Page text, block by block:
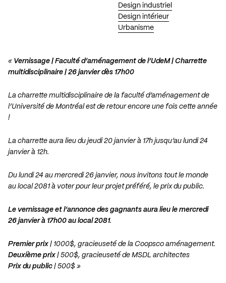
Design industriel
Design intérieur
Urbanisme
« Vernissage | Faculté d’aménagement de l’UdeM | Charrette
multidisciplinaire | 26 janvier dès 17h00
La charrette multidisciplinaire de la faculté d’aménagement de
l’Université de Montréal est de retour encore une fois cette année
!
La charrette aura lieu du jeudi 20 janvier à 17h jusqu’au lundi 24
janvier à 12h.
Du lundi 24 au mercredi 26 janvier, nous invitons tout le monde
au local 2081 à voter pour leur projet préféré, le prix du public.
Le vernissage et l’annonce des gagnants aura lieu le mercredi
26 janvier à 17h00 au local 2081.
Premier prix | 1000$, gracieuseté de la Coopsco aménagement.
Deuxième prix | 500$, gracieuseté de MSDL architectes
Prix du public | 500$ »